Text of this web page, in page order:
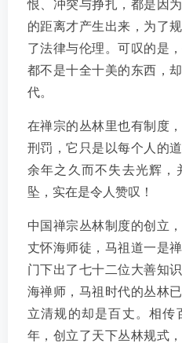
恨、冲突与挣扎，都是因
的距离才产生出来，为了
了法律与伦理。可叹的是
都不是十全十美的东西，
代。
在禅宗的丛林里也有制度
刑罚，它只是以每个人的
余年之久而不失去光辉，
坠，实在是令人赞叹！
中国禅宗丛林制度的创立
丈怀海师徒，马祖道一是
门下出了七十二位大善知
海禅师，马祖时代的丛林
立清规的却是百丈。相传
年，创立了天下丛林规式